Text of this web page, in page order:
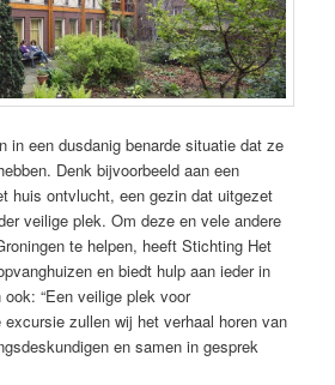
in een dusdanig benarde situatie dat ze
Denk bijvoorbeeld aan een
huis ontvlucht, een gezin dat uitgezet
veilige plek. Om deze en vele andere
te helpen, heeft Stichting Het
en biedt hulp aan ieder in
“Een veilige plek voor
excursie zullen wij het verhaal horen van
en samen in gesprek